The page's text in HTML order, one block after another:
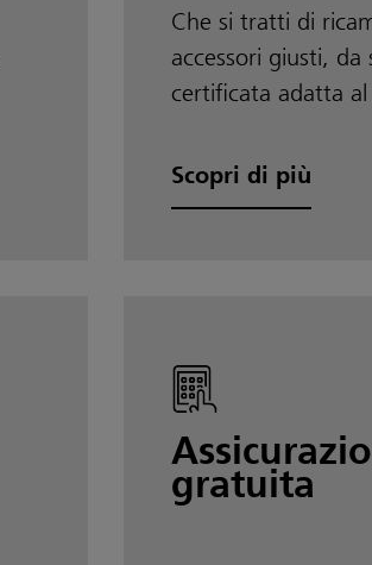
Che si tratti di
accessori giusti,
certificata adatta
Scopri di più
gratuita